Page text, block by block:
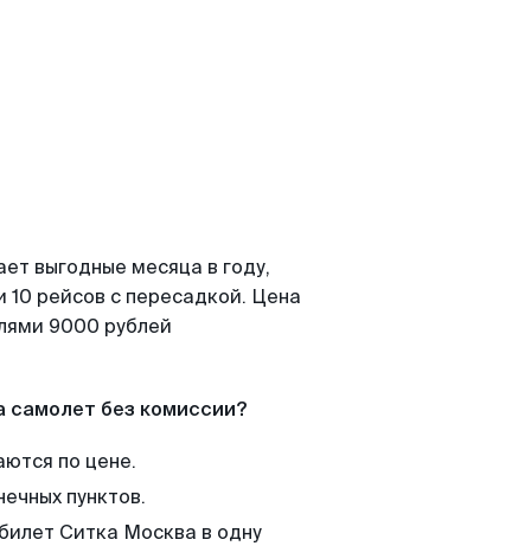
выгодные месяца в году,
рейсов с пересадкой. Цена
9000 рублей
самолет без комиссии?
по цене.
пунктов.
Ситка Москва в одну